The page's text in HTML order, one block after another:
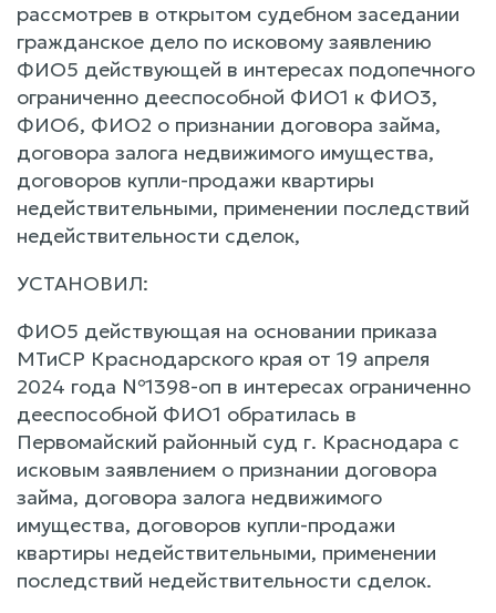
рассмотрев в открытом судебном заседании
гражданское дело по исковому заявлению
ФИО5 действующей в интересах подопечного
ограниченно дееспособной ФИО1 к ФИО3,
ФИО6, ФИО2 о признании договора займа,
договора залога недвижимого имущества,
договоров купли-продажи квартиры
недействительными, применении последствий
недействительности сделок,
УСТАНОВИЛ:
ФИО5 действующая на основании приказа
МТиСР Краснодарского края от 19 апреля
2024 года №1398-оп в интересах ограниченно
дееспособной ФИО1 обратилась в
Первомайский районный суд г. Краснодара с
исковым заявлением о признании договора
займа, договора залога недвижимого
имущества, договоров купли-продажи
квартиры недействительными, применении
последствий недействительности сделок.